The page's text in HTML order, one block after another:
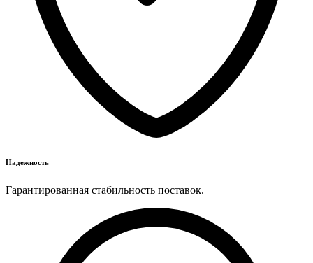
Надежность
Гарантированная стабильность поставок.